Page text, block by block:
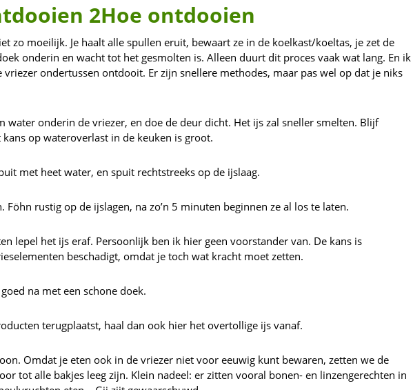
Hoe ontdooien
zo moeilijk. Je haalt alle spullen eruit, bewaart ze in de koelkast/koeltas, je zet de
onderin en wacht tot het gesmolten is. Alleen duurt dit proces vaak wat lang. En ik
ondertussen ontdooit. Er zijn snellere methodes, maar pas wel op dat je niks
water onderin de vriezer, en doe de deur dicht. Het ijs zal sneller smelten. Blijf
op wateroverlast in de keuken is groot.
met heet water, en spuit rechtstreeks op de ijslaag.
Föhn rustig op de ijslagen, na zo’n 5 minuten beginnen ze al los te laten.
lepel het ijs eraf. Persoonlijk ben ik hier geen voorstander van. De kans is
beschadigt, omdat je toch wat kracht moet zetten.
na met een schone doek.
terugplaatst, haal dan ook hier het overtollige ijs vanaf.
Omdat je eten ook in de vriezer niet voor eeuwig kunt bewaren, zetten we de
tot alle bakjes leeg zijn. Klein nadeel: er zitten vooral bonen- en linzengerechten in